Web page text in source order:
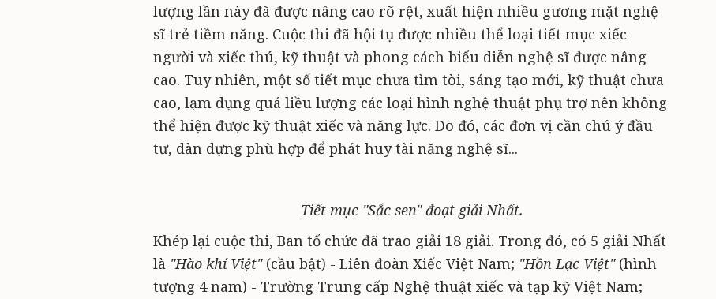
lượng lần này đã được nâng cao rõ rệt, xuất hiện nhiều gương mặt nghệ
sĩ trẻ tiềm năng. Cuộc thi đã hội tụ được nhiều thể loại tiết mục xiếc
người và xiếc thú, kỹ thuật và phong cách biểu diễn nghệ sĩ được nâng
cao. Tuy nhiên, một số tiết mục chưa tìm tòi, sáng tạo mới, kỹ thuật chưa
cao, lạm dụng quá liều lượng các loại hình nghệ thuật phụ trợ nên không
thể hiện được kỹ thuật xiếc và năng lực. Do đó, các đơn vị cần chú ý đầu
tư, dàn dựng phù hợp để phát huy tài năng nghệ sĩ...
Tiết mục "Sắc sen" đoạt giải Nhất.
Khép lại cuộc thi, Ban tổ chức đã trao giải 18 giải. Trong đó, có 5 giải Nhất
là "Hào khí Việt"(cầu bật) - Liên đoàn Xiếc Việt Nam; "Hồn Lạc Việt"(hình
tượng 4 nam) - Trường Trung cấp Nghệ thuật xiếc và tạp kỹ Việt Nam;